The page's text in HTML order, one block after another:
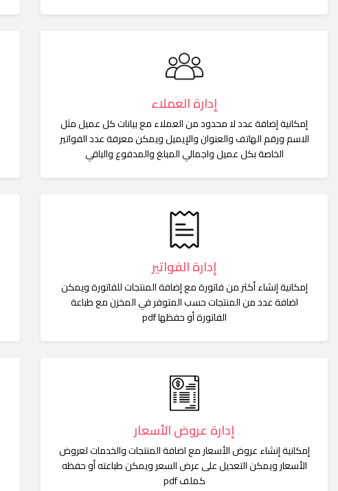
إدارة العملاء
إمكانية إضافة عدد لا محدود من العملاء مع بيانات كل عميل مثل
الاسم ورقم الهاتف والعنوان والإيميل ويمكن معرفة عدد الفواتير
الخاصة بكل عميل واجمالي المبلغ والمدفوع والباقي
إدارة الفواتير
إمكانية إنشاء أكثر من فاتورة مع إضافة المنتجات للفاتورة ويمكن
اضافة عدد من المنتجات حسب المتوفر في المخزن مع طباعة
الفاتورة أو حفظها pdf
إدارة عروض الأسعار
إمكانية إنشاء عروض الأسعار مع اضافة المنتجات والخدمات لعروض
الأسعار ويمكن التعديل على عرض السعر ويمكن طباعته أو حفظه
كملف pdf